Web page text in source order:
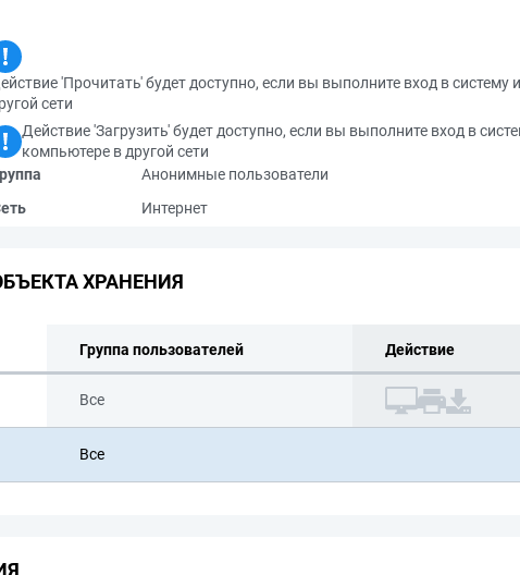
'Прочитать' будет доступно, если вы выполните вход в
сети
Действие 'Загрузить' будет доступно, если вы выполните вход в
компьютере в другой сети
Анонимные пользователи
Интернет
ХРАНЕНИЯ
Группа пользователей Действие
Все
Все